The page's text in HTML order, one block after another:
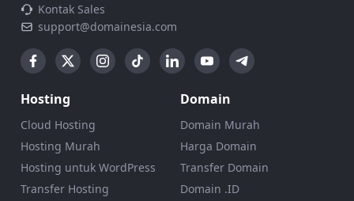
Kontak Sales
support@domainesia.com
Hosting
Cloud Hosting
Hosting Murah
Hosting untuk WordPress
Transfer Hosting
Domain
Domain Murah
Harga Domain
Transfer Domain
Domain .ID